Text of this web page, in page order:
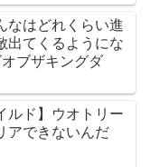
なはどれくらい進
出てくるようにな
ブザキングダ
ルド】ウオトリー
アできないんだ